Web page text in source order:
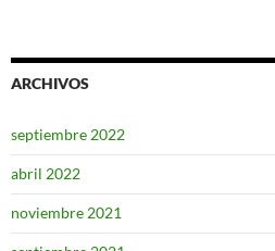
ARCHIVOS
septiembre 2022
abril 2022
noviembre 2021